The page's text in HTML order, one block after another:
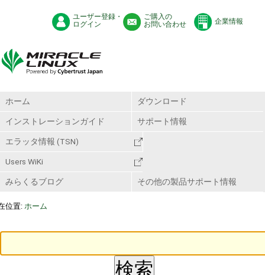
ユーザー登録・
ログイン
ご購入の
お問い合わせ
企業情報
ホーム ダウンロード
インストレーションガイド サポート情報
エラッタ情報 (TSN)
Users WiKi
みらくるブログ その他の製品サポート情報
位置: ホーム